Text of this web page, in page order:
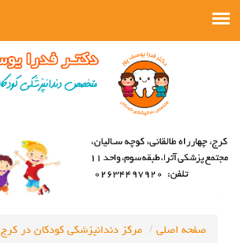
صفحه اصلی
مرکز دندانپزشکی کودکان در کرج